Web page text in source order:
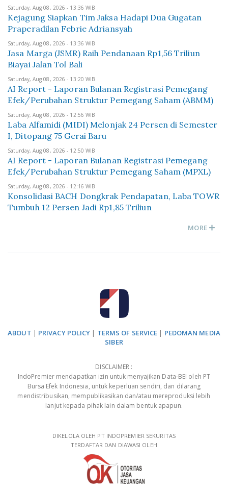
Saturday, Aug 08, 2026 - 13:36 WIB
Kejagung Siapkan Tim Jaksa Hadapi Dua Gugatan
Praperadilan Febrie Adriansyah
Saturday, Aug 08, 2026 - 13:36 WIB
Jasa Marga (JSMR) Raih Pendanaan Rp1,56 Triliun
Biayai Jalan Tol Bali
Saturday, Aug 08, 2026 - 13:20 WIB
AI Report - Laporan Bulanan Registrasi Pemegang
Efek/Perubahan Struktur Pemegang Saham (ABMM)
Saturday, Aug 08, 2026 - 12:56 WIB
Laba Alfamidi (MIDI) Melonjak 24 Persen di Semester
I, Ditopang 75 Gerai Baru
Saturday, Aug 08, 2026 - 12:50 WIB
AI Report - Laporan Bulanan Registrasi Pemegang
Efek/Perubahan Struktur Pemegang Saham (MPXL)
Saturday, Aug 08, 2026 - 12:16 WIB
Konsolidasi BACH Dongkrak Pendapatan, Laba TOWR
Tumbuh 12 Persen Jadi Rp1,85 Triliun
MORE
ABOUT | PRIVACY POLICY | TERMS OF SERVICE | PEDOMAN MEDIA
SIBER
DISCLAIMER :
IndoPremier mendapatkan izin untuk menyajikan Data-BEI oleh PT
Bursa Efek Indonesia, untuk keperluan sendiri, dan dilarang
mendistribusikan, mempublikasikan dan/atau mereproduksi lebih
lanjut kepada pihak lain dalam bentuk apapun.
DIKELOLA OLEH PT INDOPREMIER SEKURITAS
TERDAFTAR DAN DIAWASI OLEH